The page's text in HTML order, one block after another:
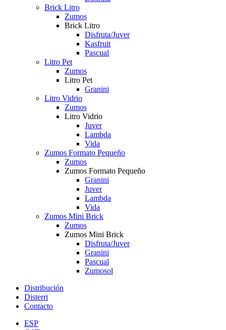
Brick Litro
Zumos
Brick Litro
Disfruta/Juver
Kasfruit
Pascual
Litro Pet
Zumos
Litro Pet
Granini
Litro Vidrio
Zumos
Litro Vidrio
Juver
Lambda
Vida
Zumos Formato Pequeño
Zumos
Zumos Formato Pequeño
Granini
Juver
Lambda
Vida
Zumos Mini Brick
Zumos
Zumos Mini Brick
Disfruta/Juver
Granini
Pascual
Zumosol
Distribución
Disterri
Contacto
ESP